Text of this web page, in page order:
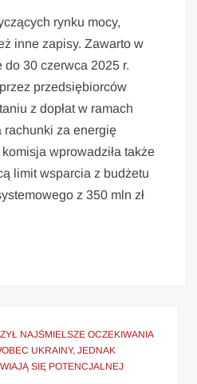
rynku mocy,
inne zapisy. Zawarto w
do 30 czerwca 2025 r.
przedsiębiorców
z dopłat w ramach
rachunki za energię
wprowadziła także
limit wsparcia z budżetu
z 350 mln zł
NAJŚMIELSZE OCZEKIWANIA
UKRAINY, JEDNAK
SIĘ POTENCJALNEJ